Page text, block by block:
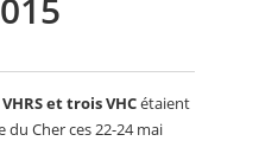
et trois VHCétaient
du Cher ces 22-24 mai